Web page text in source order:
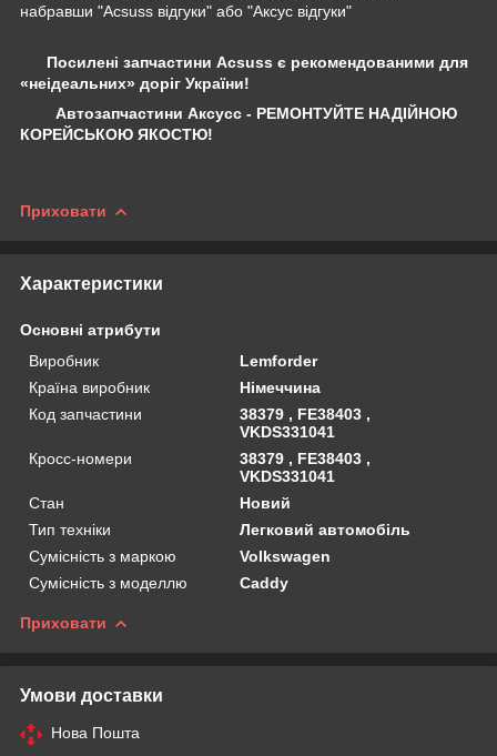
набравши "Acsuss відгуки" або "Аксус відгуки"
Посилені запчастини Acsuss є рекомендованими для
«неідеальних» доріг України!
Автозапчастини Аксусс - РЕМОНТУЙТЕ НАДІЙНОЮ
КОРЕЙСЬКОЮ ЯКОСТЮ!
Приховати
Характеристики
Основні атрибути
Виробник
Lemforder
Країна виробник
Німеччина
Код запчастини
38379 , FE38403 ,
VKDS331041
Кросс-номери
38379 , FE38403 ,
VKDS331041
Стан
Новий
Тип техніки
Легковий автомобіль
Сумісність з маркою
Volkswagen
Сумісність з моделлю
Caddy
Приховати
Умови доставки
Нова Пошта